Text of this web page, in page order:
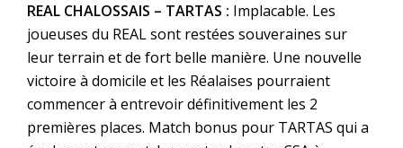
REAL CHALOSSAIS – TARTAS : Implacable. Les
joueuses du REAL sont restées souveraines sur
leur terrain et de fort belle manière. Une nouvelle
victoire à domicile et les Réalaises pourraient
commencer à entrevoir définitivement les 2
premières places. Match bonus pour TARTAS qui a